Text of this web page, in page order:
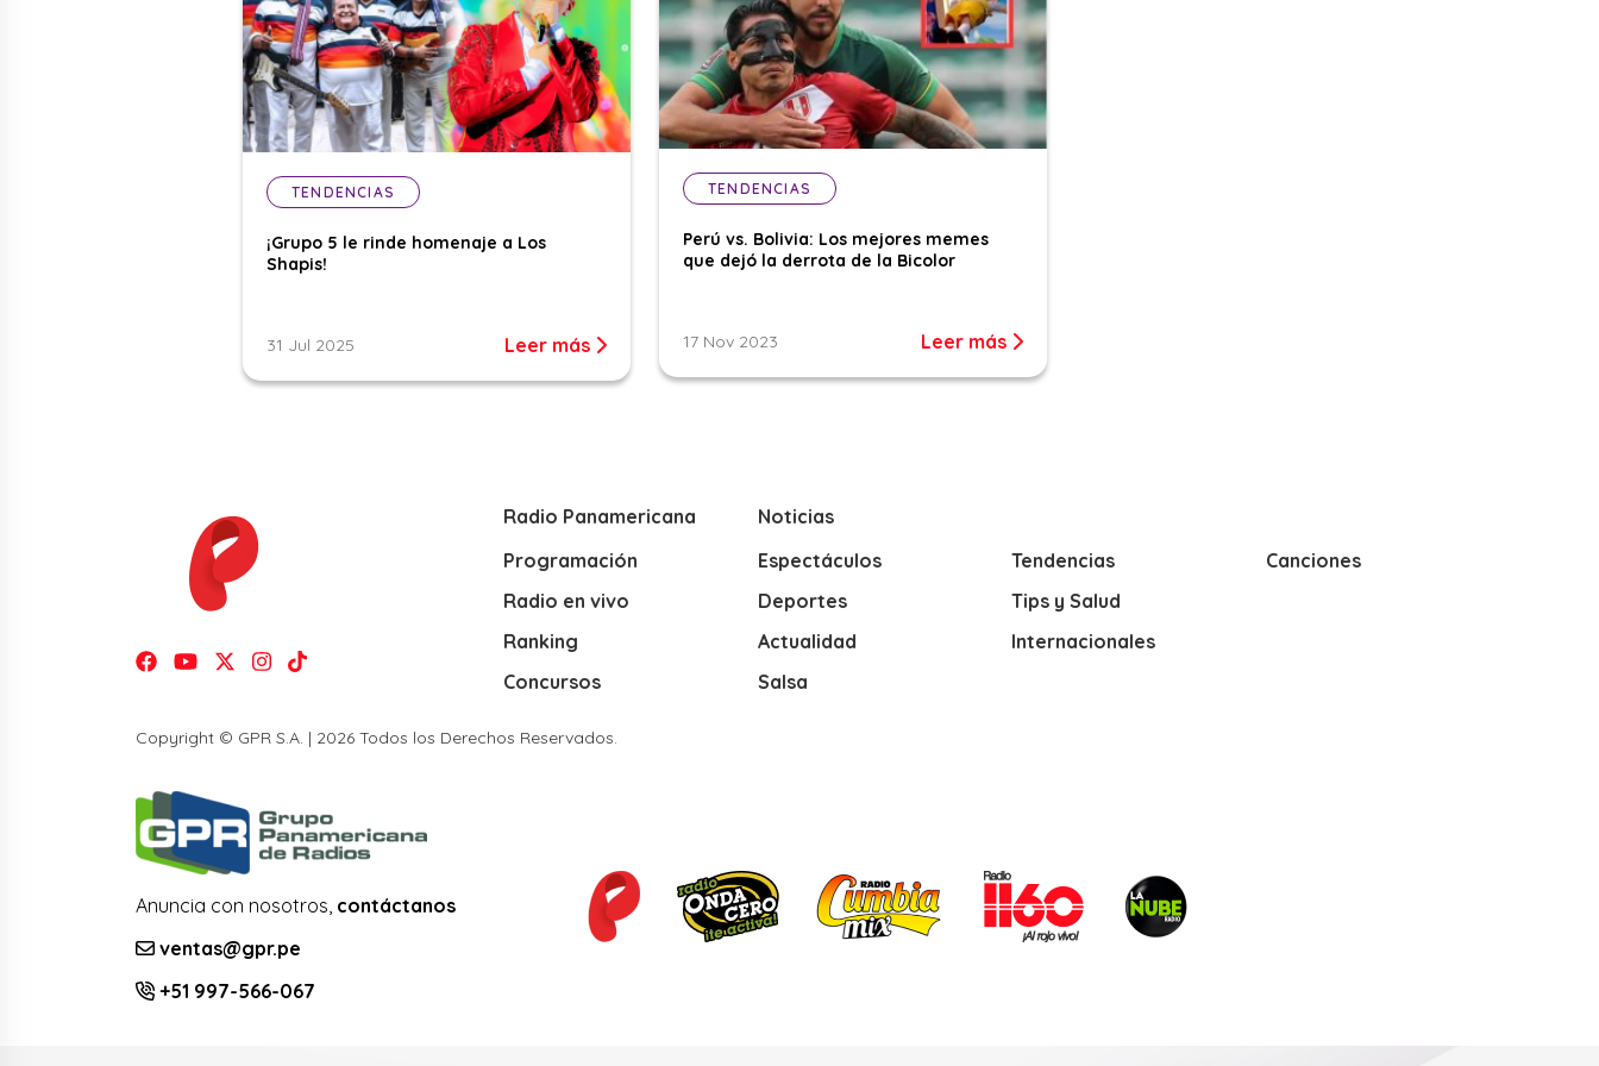
TENDENCIAS
¡Grupo 5 le rinde homenaje a Los
Shapis!
31 Jul 2025 Leer más
TENDENCIAS
Perú vs. Bolivia: Los mejores memes
que dejó la derrota de la Bicolor
17 Nov 2023 Leer más
Radio Panamericana
Programación
Radio en vivo
Ranking
Concursos
Noticias
Espectáculos
Deportes
Actualidad
Salsa
Tendencias
Tips y Salud
Internacionales
Canciones
Copyright © GPR S.A. | 2026 Todos los Derechos Reservados.
Anuncia con nosotros, contáctanos
ventas@gpr.pe
+51 997-566-067